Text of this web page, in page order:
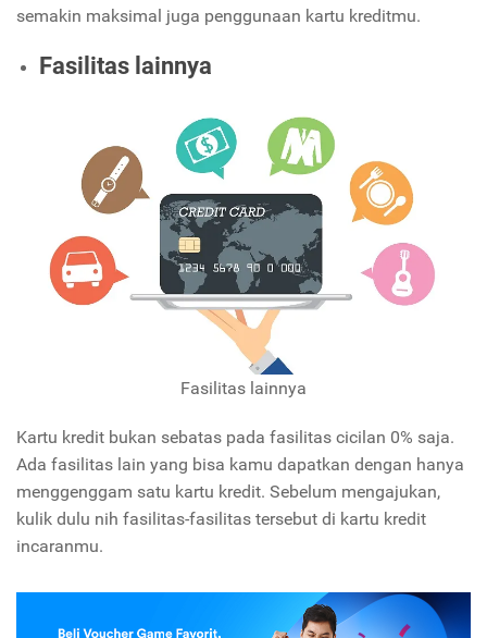
semakin maksimal juga penggunaan kartu kreditmu.
Fasilitas lainnya
Fasilitas lainnya
Kartu kredit bukan sebatas pada fasilitas cicilan 0% saja.
Ada fasilitas lain yang bisa kamu dapatkan dengan hanya
menggenggam satu kartu kredit. Sebelum mengajukan,
kulik dulu nih fasilitas-fasilitas tersebut di kartu kredit
incaranmu.